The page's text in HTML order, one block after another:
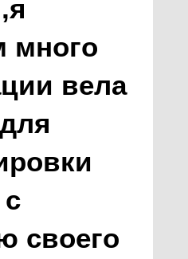
много
вела
своего